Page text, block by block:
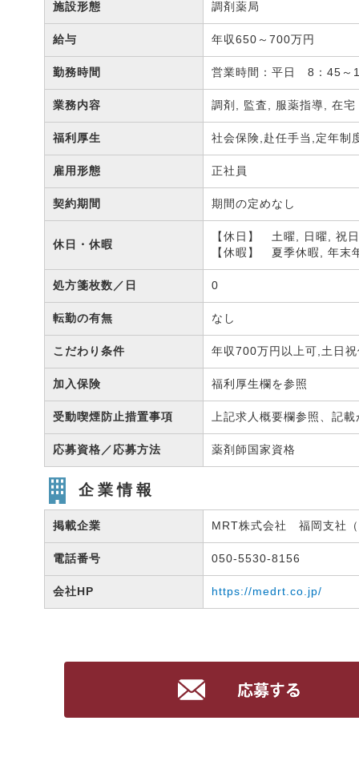
施設形態 調剤薬局
給与 年収650～700万円
勤務時間 営業時間：平日 8：45
業務内容 調剤, 監査, 服薬指導, 在宅
福利厚生 社会保険,赴任手当,定年制
雇用形態 正社員
契約期間 期間の定めなし
休日・休暇
【休日】 土曜, 日曜, 祝日
【休暇】 夏季休暇, 年末
処方箋枚数／日 0
転勤の有無 なし
こだわり条件 年収700万円以上可,土日
加入保険 福利厚生欄を参照
受動喫煙防止措置事項 上記求人概要欄参照、記
応募資格／応募方法 薬剤師国家資格
企業情報
掲載企業 MRT株式会社 福岡支社
電話番号 050-5530-8156
会社HP https://medrt.co.jp/